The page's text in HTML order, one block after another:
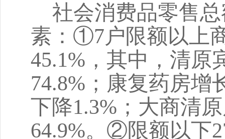
社会消费品零售总
素： ①7户限额以上
45.1%， 其中， 清原
74.8%；康复药房增
下降1.3%；大商清
64.9%。②限额以下